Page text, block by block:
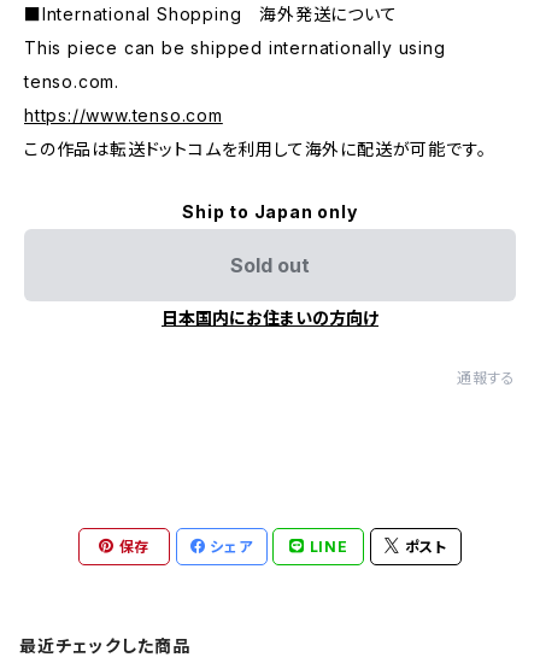
■International Shopping 海外発送について
This piece can be shipped internationally using
tenso.com.
https://www.tenso.com
この作品は転送ドットコムを利用して海外に配送が可能です。
Ship to Japan only
Sold out
日本国内にお住まいの方向け
通報する
保存 シェア LINE ポスト
最近チェックした商品